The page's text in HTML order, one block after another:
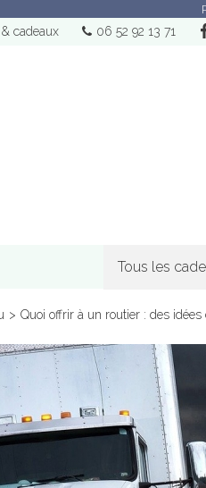
cadeaux 06 52 92 13 71
Tous les
> Quoi offrir à un routier : des